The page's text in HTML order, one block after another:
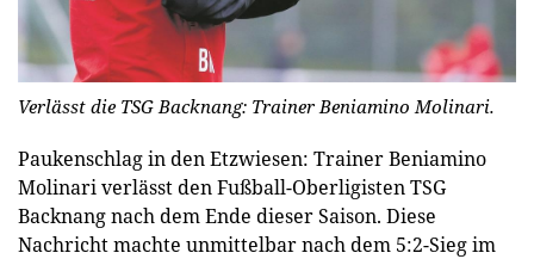
Verlässt die TSG Backnang: Trainer Beniamino Molinari.
Paukenschlag in den Etzwiesen: Trainer Beniamino
Molinari verlässt den Fußball-Oberligisten TSG
Backnang nach dem Ende dieser Saison. Diese
Nachricht machte unmittelbar nach dem 5:2-Sieg im